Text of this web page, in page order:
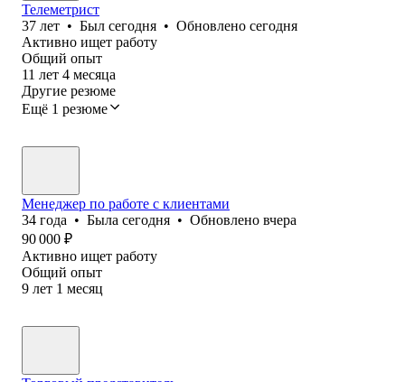
Телеметрист
37 лет • Был сегодня • Обновлено сегодня
Активно ищет работу
Общий опыт
11 лет 4 месяца
Другие резюме
Ещё 1 резюме
Менеджер по работе с клиентами
34 года • Была сегодня • Обновлено вчера
90 000 ₽
Активно ищет работу
Общий опыт
9 лет 1 месяц